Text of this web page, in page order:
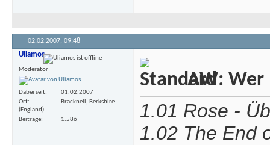
02.02.2007, 09:48
Uliamos
Moderator
Dabei seit
01.02.2007
Ort
Bracknell, Berkshire
(England)
Beiträge
1.586
AW: Wer
1.01 Rose -
1.02 The End